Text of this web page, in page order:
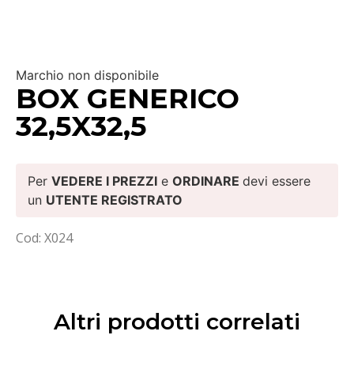
Marchio non disponibile
BOX GENERICO
32,5X32,5
Per VEDERE I PREZZI e ORDINARE devi essere
un UTENTE REGISTRATO
Cod: X024
Altri prodotti correlati